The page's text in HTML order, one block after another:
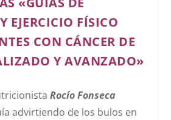
EJERCICIO FÍSICO
CON CÁNCER DE
Y AVANZADO»
Rocío Fonseca
advirtiendo de los bulos en